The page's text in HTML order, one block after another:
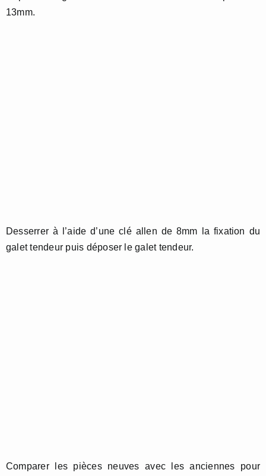
13mm.
Desserrer à l’aide d’une clé allen de 8mm la fixation du
galet tendeur puis déposer le galet tendeur.
Comparer les pièces neuves avec les anciennes pour